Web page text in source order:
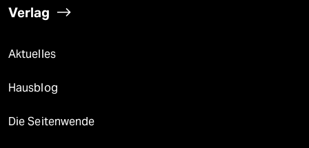
Verlag
Aktuelles
Hausblog
Die Seitenwende